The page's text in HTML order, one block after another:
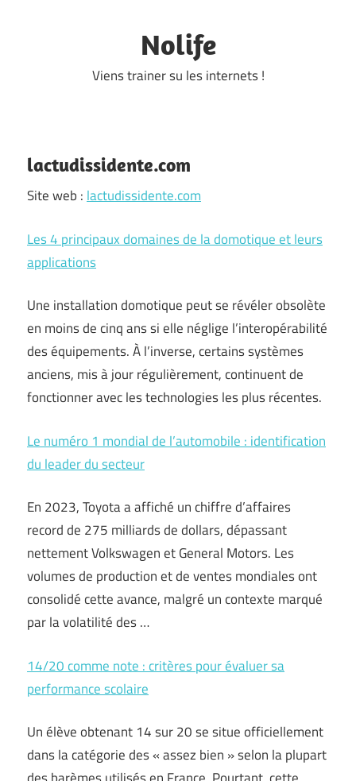
Nolife
Viens trainer su les internets !
lactudissidente.com
Site web :lactudissidente.com
Les 4 principaux domaines de la domotique et leurs
applications
Une installation domotique peut se révéler obsolète
en moins de cinq ans si elle néglige l’interopérabilité
des équipements. À l’inverse, certains systèmes
anciens, mis à jour régulièrement, continuent de
fonctionner avec les technologies les plus récentes.
Le numéro 1 mondial de l’automobile : identification
du leader du secteur
En 2023, Toyota a affiché un chiffre d’affaires
record de 275 milliards de dollars, dépassant
nettement Volkswagen et General Motors. Les
volumes de production et de ventes mondiales ont
consolidé cette avance, malgré un contexte marqué
par la volatilité des …
14/20 comme note : critères pour évaluer sa
performance scolaire
Un élève obtenant 14 sur 20 se situe officiellement
dans la catégorie des « assez bien » selon la plupart